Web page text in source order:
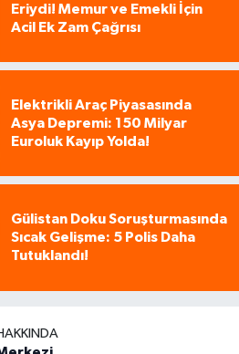
Eriydi! Memur ve Emekli İçin
Acil Ek Zam Çağrısı
Elektrikli Araç Piyasasında
Asya Depremi: 150 Milyar
Euroluk Kayıp Yolda!
Gülistan Doku Soruşturmasında
Sıcak Gelişme: 5 Polis Daha
Tutuklandı!